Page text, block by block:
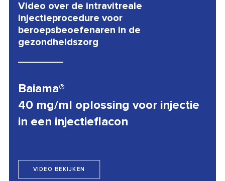
Video over de intravitreale
injectieprocedure voor
beroepsbeoefenaren in de
gezondheidszorg
Baiama®
40 mg/ml oplossing voor injectie
in een injectieflacon
VIDEO BEKIJKEN